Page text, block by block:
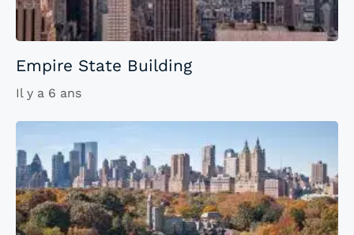
Empire State Building
Il y a 6 ans